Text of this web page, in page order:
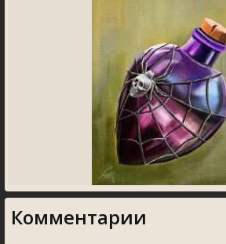
Комментарии